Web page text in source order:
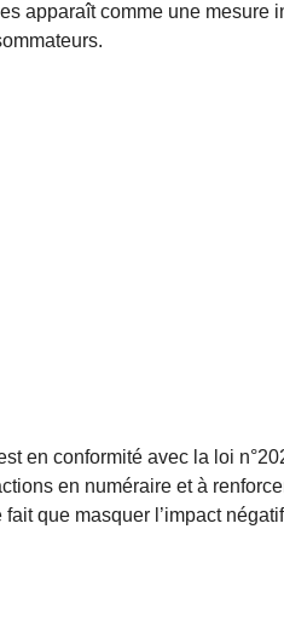
apparaît comme une mesure
en conformité avec la loi
en numéraire et à
que masquer l’impact